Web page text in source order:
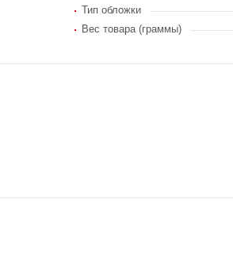
Тип обложки
Вес товара (граммы)